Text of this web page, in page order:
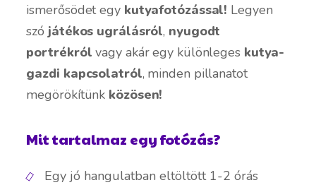
ismerősödet egy kutyafotózással! Legyen
szójátékos ugrálásról, nyugodt
portrékról vagy akár egy különleges kutya-
gazdi kapcsolatról, minden pillanatot
megörökítünk közösen!
Mit tartalmaz egy fotózás?
Egy jó hangulatban eltöltött 1-2 órás